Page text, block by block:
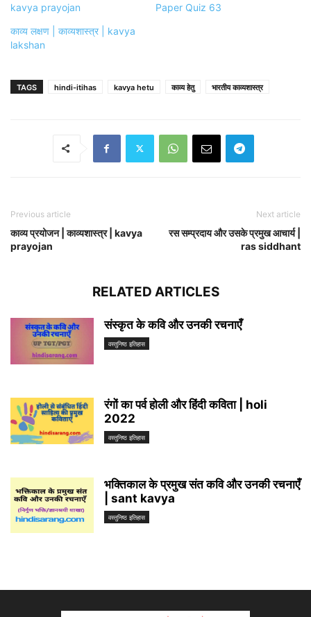
kavya prayojan
Paper Quiz 63
काव्य लक्षण | काव्यशास्त्र | kavya
lakshan
TAGS hindi-itihas kavya hetu काव्य हेतु भारतीय काव्यशास्त्र
Previous article
काव्य प्रयोजन | काव्यशास्त्र | kavya
prayojan
Next article
रस सम्प्रदाय और उसके प्रमुख आचार्य |
ras siddhant
RELATED ARTICLES
संस्कृत के कवि और उनकी रचनाएँ
वस्तुनिष्ठ इतिहास
रंगों का पर्व होली और हिंदी कविता | holi
2022
वस्तुनिष्ठ इतिहास
भक्तिकाल के प्रमुख संत कवि और उनकी रचनाएँ
| sant kavya
वस्तुनिष्ठ इतिहास